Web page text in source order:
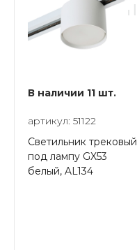
В наличии 11 шт.
артикул: 51122
Светильник трековый
под лампу GX53
белый, AL134